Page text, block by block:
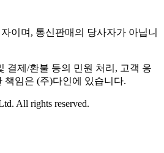
이며, 통신판매의 당사자가 아닙니
결제/환불 등의 민원 처리, 고객 응
책임은 (주)다인에 있습니다.
All rights reserved.